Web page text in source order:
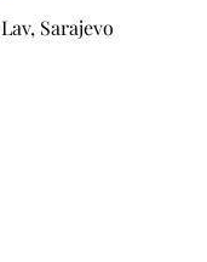
Sarajevo